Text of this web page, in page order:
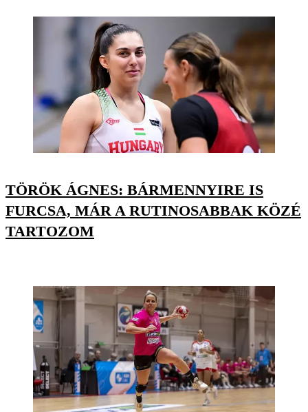
TÖRÖK ÁGNES: BÁRMENNYIRE IS
FURCSA, MÁR A RUTINOSABBAK KÖZÉ
TARTOZOM